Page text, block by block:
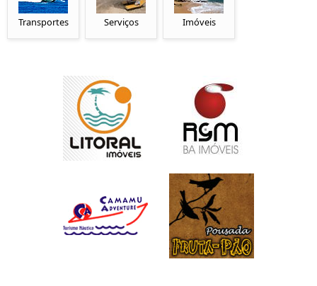
Transportes Serviços Imóveis